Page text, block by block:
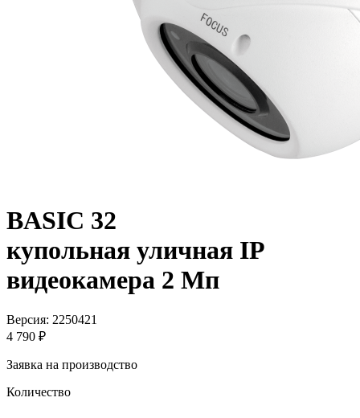
BASIC 32
купольная уличная IP
видеокамера 2 Мп
Версия: 2250421
4 790 ₽
Заявка на производство
Количество